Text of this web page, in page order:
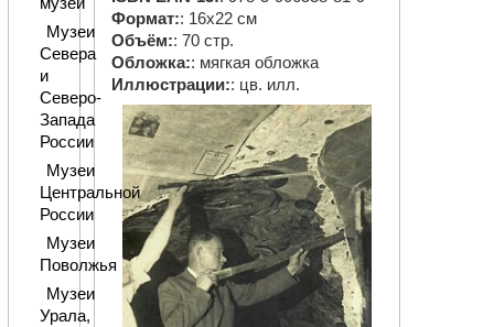
Формат:: 16х22 см
Объём:: 70 стр.
Обложка:: мягкая обложка
Иллюстрации:: цв. илл.
музей
Музеи
Севера
и
Северо-
Запада
России
Музеи
Центральной
России
Музеи
Поволжья
Музеи
Урала,